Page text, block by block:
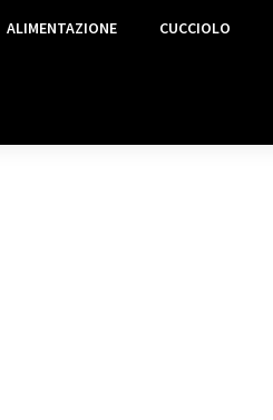
ALIMENTAZIONE CUCCIOLO